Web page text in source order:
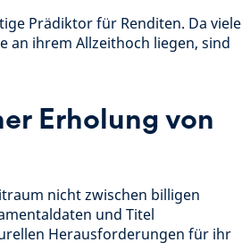
Prädiktor für Renditen. Da viele
an ihrem Allzeithoch liegen, sind
Erholung von
nicht zwischen billigen
und Titel
Herausforderungen für ihr